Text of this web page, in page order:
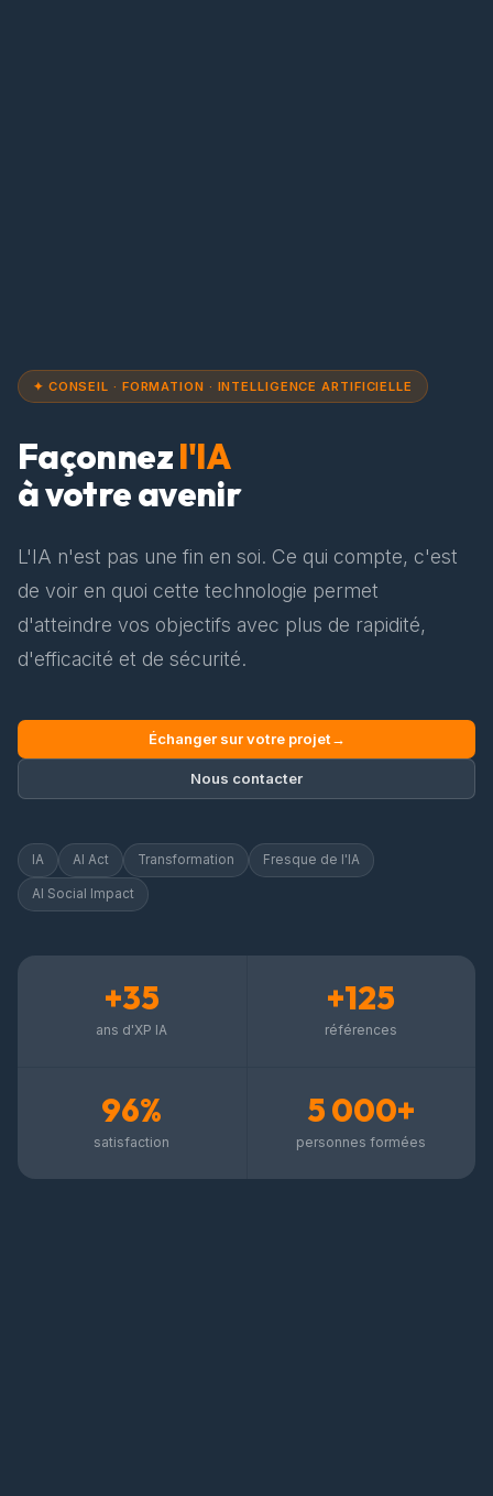
✦ CONSEIL · FORMATION · INTELLIGENCE ARTIFICIELLE
Façonnezl'IA
à votre avenir
L'IA n'est pas une fin en soi. Ce qui compte, c'est
de voir en quoi cette technologie permet
d'atteindre vos objectifs avec plus de rapidité,
d'efficacité et de sécurité.
Échanger sur votre projet→
Nous contacter
IA AI Act Transformation Fresque de l'IA
AI Social Impact
+35
ans d'XP IA
+125
références
96%
satisfaction
5 000+
personnes formées